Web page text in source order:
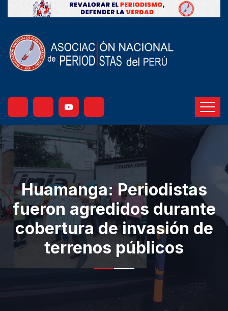
Huamanga: Periodistas
fueron agredidos durante
cobertura de invasión de
terrenos públicos